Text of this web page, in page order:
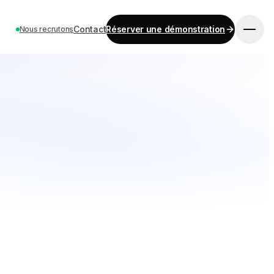
Nous recrutonsContactRéserver une démonstration